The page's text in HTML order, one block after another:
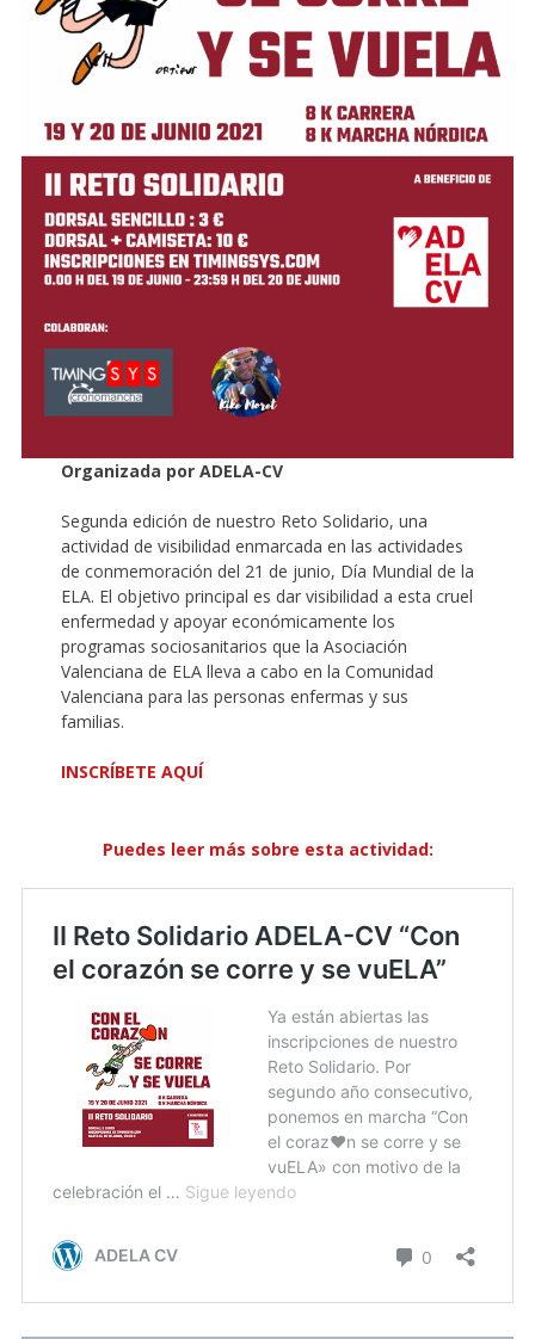
Organizada por ADELA-CV
Segunda edición de nuestro Reto Solidario, una
actividad de visibilidad enmarcada en las actividades
de conmemoración del 21 de junio, Día Mundial de la
ELA. El objetivo principal es dar visibilidad a esta cruel
enfermedad y apoyar económicamente los
programas sociosanitarios que la Asociación
Valenciana de ELA lleva a cabo en la Comunidad
Valenciana para las personas enfermas y sus
familias.
INSCRÍBETE AQUÍ
Puedes leer más sobre esta actividad: